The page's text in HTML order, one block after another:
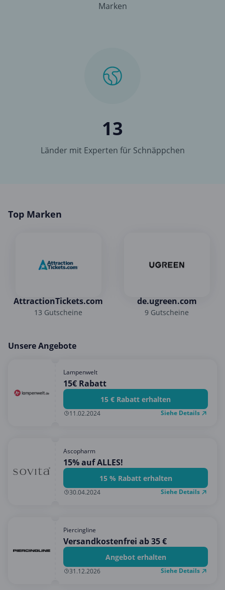
Marken
13
Länder mit Experten für Schnäppchen
Top Marken
AttractionTickets.com
13 Gutscheine
de.ugreen.com
9 Gutscheine
Unsere Angebote
Lampenwelt
15€ Rabatt
15 € Rabatt erhalten
11.02.2024 Siehe Details
Ascopharm
15% auf ALLES!
15 % Rabatt erhalten
30.04.2024 Siehe Details
Piercingline
Versandkostenfrei ab 35 €
Angebot erhalten
31.12.2026 Siehe Details